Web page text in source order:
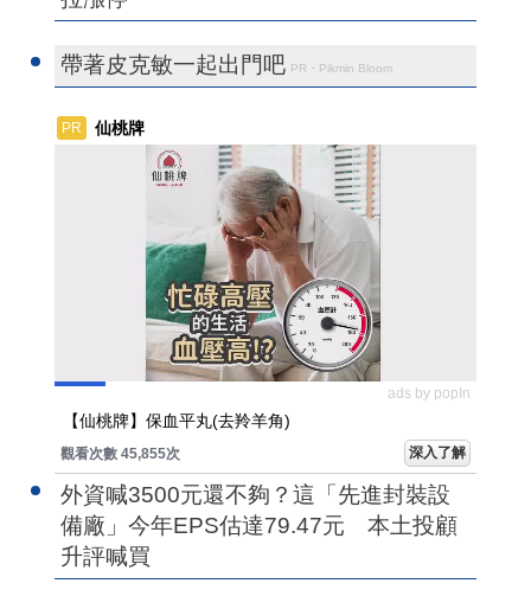
帶著皮克敏一起出門吧 PR・Pikmin Bloom
PR 仙桃牌
ads by popIn
【仙桃牌】保血平丸(去羚羊角)
觀看次數 45,855次 深入了解
外資喊3500元還不夠？這「先進封裝設
備廠」今年EPS估達79.47元 本土投顧
升評喊買